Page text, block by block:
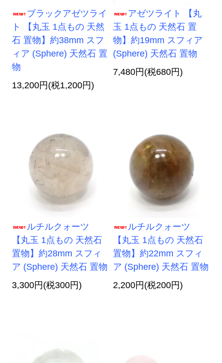
ブラックアゼツライ
ト 【丸玉 1点もの 天然
石 置物】約38mm スフ
ィア (Sphere) 天然石 置
物
13,200円(税1,200円)
アゼツライト 【丸
玉 1点もの 天然石 置
物】約19mm スフィア
(Sphere) 天然石 置物
7,480円(税680円)
ルチルクォーツ
【丸玉 1点もの 天然石
置物】約28mm スフィ
ア (Sphere) 天然石 置物
3,300円(税300円)
ルチルクォーツ
【丸玉 1点もの 天然石
置物】約22mm スフィ
ア (Sphere) 天然石 置物
2,200円(税200円)